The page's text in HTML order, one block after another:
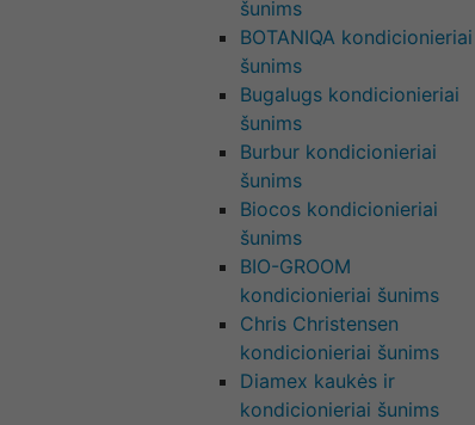
šunims
BOTANIQA kondicionieriai
šunims
Bugalugs kondicionieriai
šunims
Burbur kondicionieriai
šunims
Biocos kondicionieriai
šunims
BIO-GROOM
kondicionieriai šunims
Chris Christensen
kondicionieriai šunims
Diamex kaukės ir
kondicionieriai šunims